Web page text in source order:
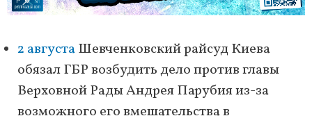
2 августаШевченковский райсуд Киева
обязал ГБР возбудить дело против главы
Верховной Рады Андрея Парубия из-за
возможного его вмешательства в